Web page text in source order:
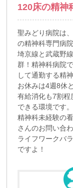
120床の精神
聖みどり病院は
の精神科専門病院
埼京線と武蔵野
群！精神科病院
して通勤する精
お休みは4週8休
有給消化も7割程
できる環境です。
精神科未経験の
さんのお問い合
ライフワークバ
ですよ！